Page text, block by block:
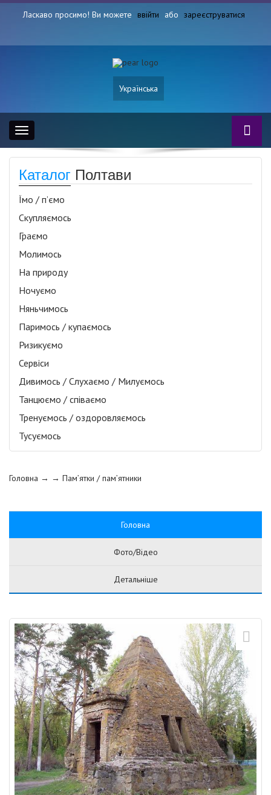
Ласкаво просимо! Ви можете ввійти або зареєструватися
Українська
Toggle
navigation
Каталог Полтави
Їмо / п’ємо
Скупляємось
Граємо
Молимось
На природу
Ночуємо
Няньчимось
Паримось / купаємось
Ризикуємо
Сервіси
Дивимось / Слухаємо / Милуємось
Танцюємо / співаємо
Тренуємось / оздоровляємось
Тусуємось
Головна → → Пам’ятки / пам’ятники
Головна
Фото/Відео
Детальніше